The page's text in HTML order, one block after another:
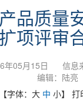
品质量
项评审
年05月15日
信息
编辑：陆亮
【字体： 大 中 小】 打